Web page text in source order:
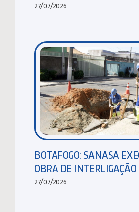
27/07/2026
BOTAFOGO: SANASA
OBRA DE INTERLIGAÇÃO
27/07/2026